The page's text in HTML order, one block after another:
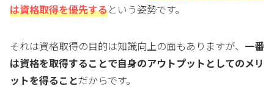
は資格取得を優先するという姿勢です。
それは資格取得の目的は知識向上の面もありますが、 一番
は資格を取得することで自身のアウトプットとしてのメリ
ットを得ることだからです。